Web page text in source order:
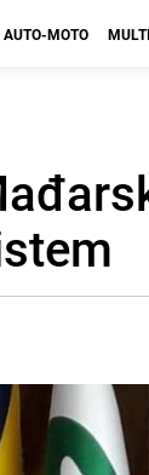
AUTO-MOTO